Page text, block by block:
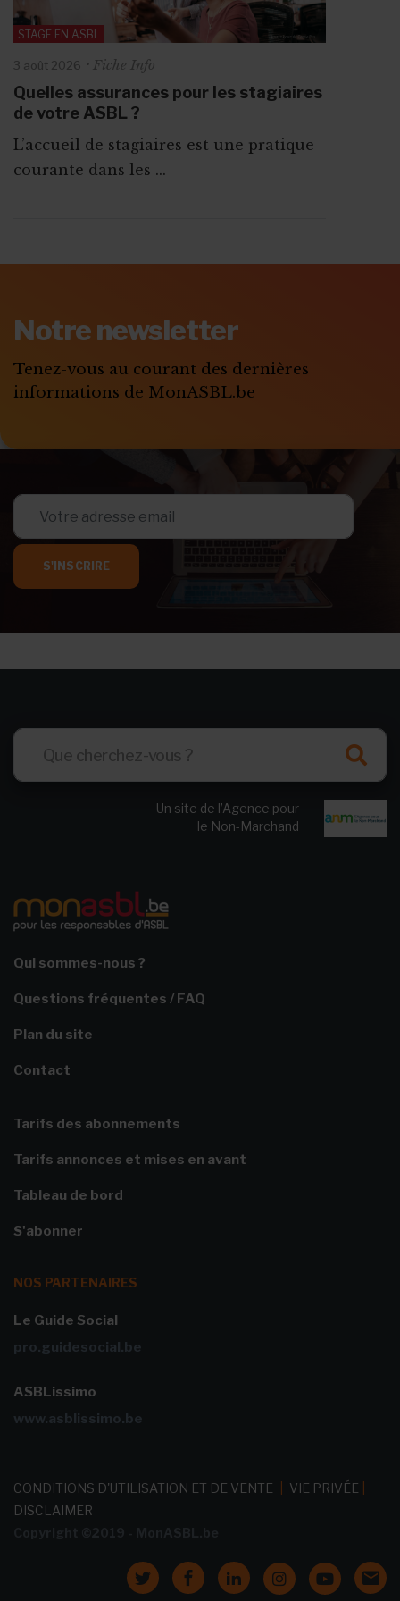
STAGE EN ASBL
3 août 2026 Fiche Info
Quelles assurances pour les stagiaires
de votre ASBL ?
L’accueil de stagiaires est une pratique
courante dans les ...
S'ABONNER
Notre newsletter
Tenez-vous au courant des dernières
informations de MonASBL.be
S'INSCRIRE
Un site de l’Agence pour
le Non-Marchand
Qui sommes-nous ?
Questions fréquentes / FAQ
Plan du site
Contact
Tarifs des abonnements
Tarifs annonces et mises en avant
Tableau de bord
S'abonner
NOS PARTENAIRES
Le Guide Social
pro.guidesocial.be
ASBLissimo
www.asblissimo.be
CONDITIONS D'UTILISATION ET DE VENTE VIE PRIVÉE
DISCLAIMER